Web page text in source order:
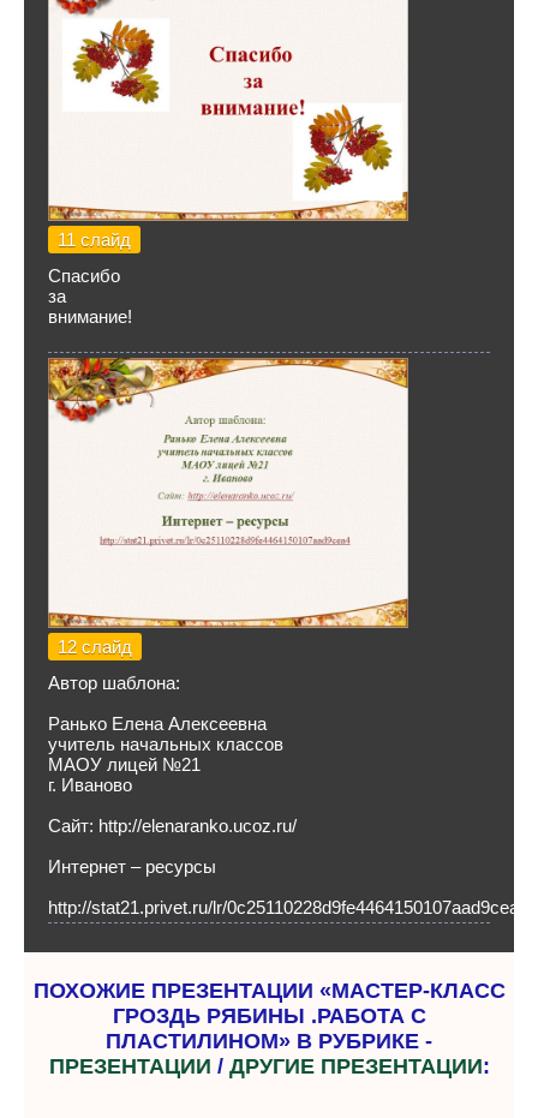
11 слайд
Спасибо
за
внимание!
12 слайд
Автор шаблона:
Ранько Елена Алексеевна
учитель начальных классов
МАОУ лицей №21
г. Иваново
Сайт: http://elenaranko.ucoz.ru/
Интернет – ресурсы
http://stat21.privet.ru/lr/0c25110228d9fe4464150107aad9cea4
ПОХОЖИЕ ПРЕЗЕНТАЦИИ «МАСТЕР-КЛАСС
ГРОЗДЬ РЯБИНЫ .РАБОТА С
ПЛАСТИЛИНОМ» В РУБРИКЕ -
ПРЕЗЕНТАЦИИ / ДРУГИЕ ПРЕЗЕНТАЦИИ: